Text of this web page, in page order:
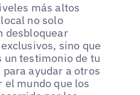
más altos
no solo
desbloquear
sino que
un testimonio de tu
ayudar a otros
el mundo que los